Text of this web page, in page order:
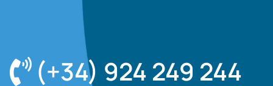
(+34) 924 249 244